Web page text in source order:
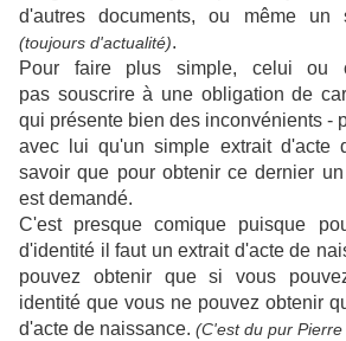
d'autres documents, ou même un
(toujours d'actualité).
Pour faire plus simple, celui ou
pas souscrire à une obligation de
qui présente bien des inconvénients -
avec lui qu'un simple extrait d'acte
savoir que pour obtenir ce dernier
est demandé.
C'est presque comique puisque
d'identité il faut un extrait d'acte de
pouvez obtenir que si vous
identité que vous ne pouvez obtenir
d'acte de naissance. (C'est du pur Pierre